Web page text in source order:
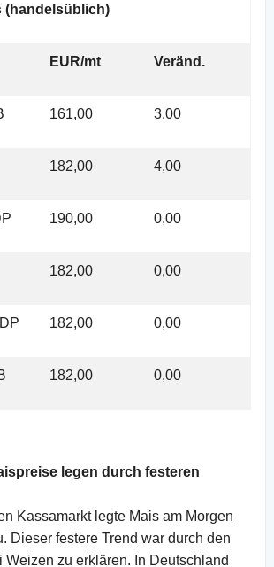
(handelsüblich)
EUR/mt Veränd.
161,00 3,00
182,00 4,00
190,00 0,00
182,00 0,00
182,00 0,00
182,00 0,00
legen durch festeren
Kassamarkt legte Mais am Morgen
Dieser festere Trend war durch den
Weizen zu erklären. In Deutschland